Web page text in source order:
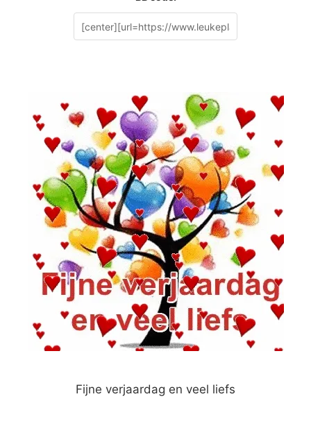
Fijne verjaardag en veel liefs